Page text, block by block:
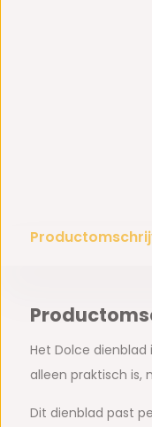
Het Dolce
alleen praktisch
Dit dienblad past